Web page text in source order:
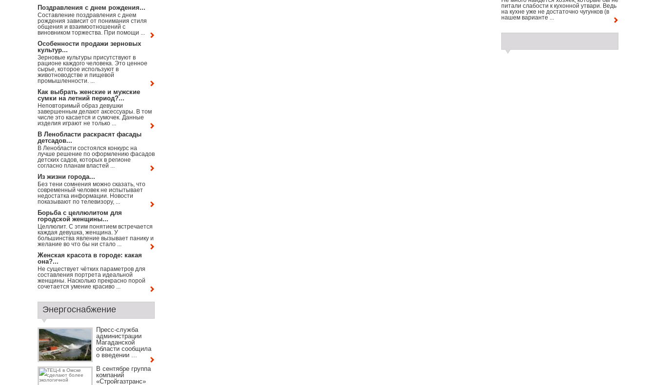
Поздравления с днем рождения...
Составление поздравления с днем
рождения зависит от понимания стиля
общения и взаимоотношений с
виновником торжества. При помощи ...
Особенности продажи зерновых
культур...
Зерновые культуры присутствуют в
рационе каждого человека. Это ценное
сырье, которое используют в
животноводстве и пищевой
промышленности. ...
Как выбрать женские и мужские
сумки на летний период?...
Неповторимый образ девушки
завершенным делают аксессуары. В том
числе это касается и сумочек. Данные
изделия играют не только ...
В Ленобласти раскрасят фасады
детсадов...
В Ленобласти состоялся конкурс на
лучше решение по оформлению фасадов
детских садов, которых в регионе
согласно планам властей ...
Из жизни города...
Без тени сомнения можно сказать, что
современный человек не испытывает
недостатка информации. Новости
показывают по телевизору, ...
Борьба с целлюлитом для
городской женщины...
Целлюлит. С этим понятием встречается
каждая девушка, женщина. У
большинства явление вызывает панику и
желание во что бы ни стало ...
Женская красота в городе: какая
она?...
Не существует чётких параметров для
составления портрета идеальной
женщины. Насколько прекрасно порой
сочетается умение красиво ...
Энергоснабжение
Пресс-служба
администрации
Магаданской
области сообщила
о введении ...
В сентябре группа
компаний
«Стройгазтранс»
питали слабости к кухонной утвари. Ведь
на кухне уже не достаточно чугунков (в
нашем варианте ...